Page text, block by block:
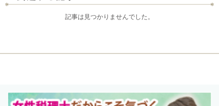
記事は見つかりませんでした。